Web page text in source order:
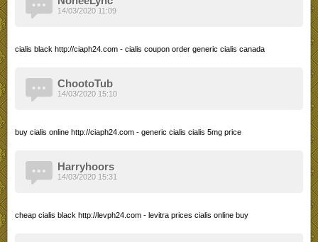
cialis black http://ciaph24.com - cialis coupon order generic cialis canada
14/03/2020 11:09
ChootoTub
buy cialis online http://ciaph24.com - generic cialis cialis 5mg price
14/03/2020 15:10
Harryhoors
cheap cialis black http://levph24.com - levitra prices cialis online buy
14/03/2020 15:31